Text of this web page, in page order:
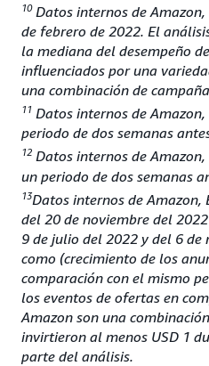
10Datos internos de Amazon,
de febrero de 2022. El
la mediana del desempeño
influenciados por una
una combinación de
11 Datos internos de
periodo de dos semanas
12 Datos internos de
un periodo de dos semanas
13Datos internos de
del 20 de noviembre del
9 de julio del 2022 y del 6
como (crecimiento de los
comparación con el mismo
los eventos de ofertas en
Amazon son una
invirtieron al menos USD 1
parte del análisis.